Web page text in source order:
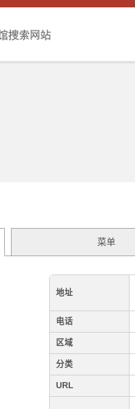
菜单
地址
电话
区域
分类
URL